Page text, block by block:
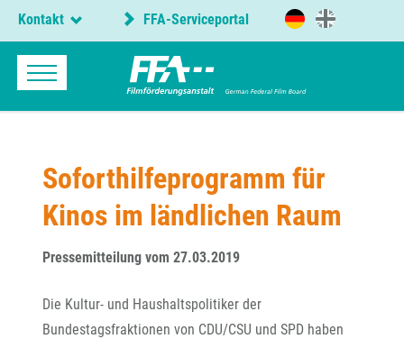
Kontakt FFA-Serviceportal
Soforthilfeprogramm für
Kinos im ländlichen Raum
Pressemitteilung vom 27.03.2019
Die Kultur- und Haushaltspolitiker der
Bundestagsfraktionen von CDU/CSU und SPD haben